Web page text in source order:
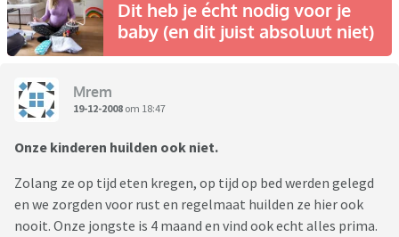
Dit heb je écht nodig voor je
baby (en dit juist absoluut niet)
Mrem
19-12-2008 om 18:47
Onze kinderen huilden ook niet.
Zolang ze op tijd eten kregen, op tijd op bed werden gelegd
en we zorgden voor rust en regelmaat huilden ze hier ook
nooit. Onze jongste is 4 maand en vind ook echt alles prima.